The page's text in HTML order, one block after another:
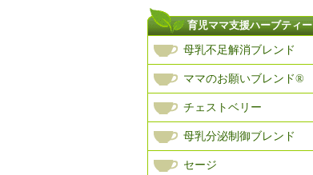
育児ママ支援ハーブティー
母乳不足解消ブレンド
ママのお願いブレンド®
チェストベリー
母乳分泌制御ブレンド
セージ